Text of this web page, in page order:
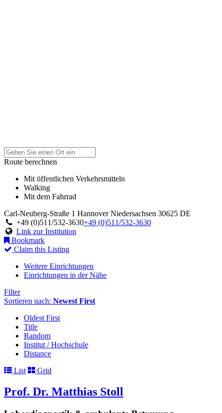
Route berechnen
Mit öffentlichen Verkehrsmitteln
Walking
Mit dem Fahrrad
Carl-Neuberg-Straße 1 Hannover Niedersachsen 30625 DE
+49 (0)511/532-3630+49 (0)511/532-3630
Link zur Institution
Bookmark
Claim this Listing
Weitere Einrichtungen
Einrichtungen in der Nähe
Filter
Sortieren nach: Newest First
Oldest First
Title
Random
Institut / Hochschule
Distance
List
Grid
Prof. Dr. Matthias Stoll